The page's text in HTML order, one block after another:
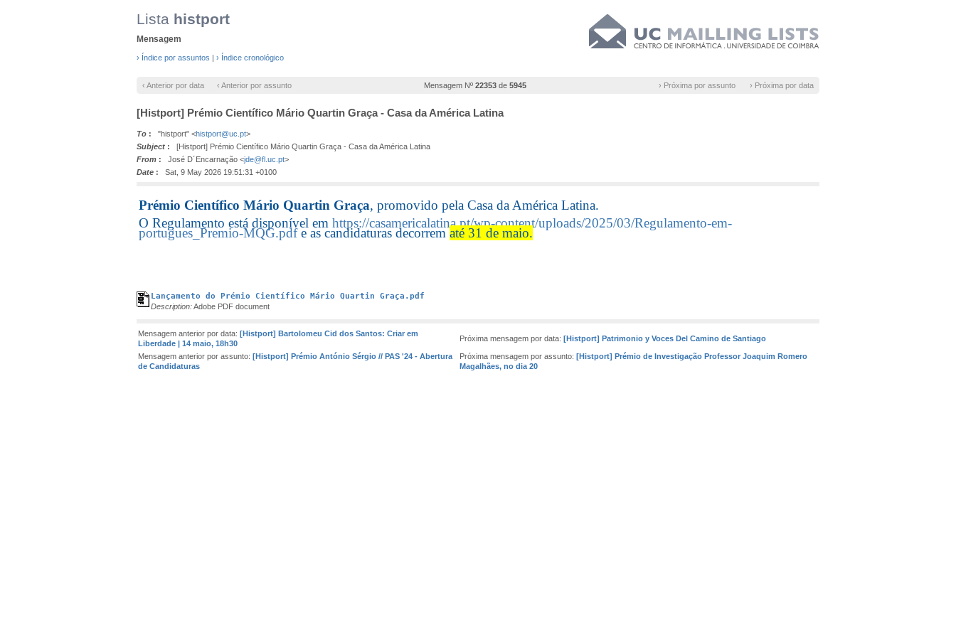
Lista histport
Mensagem
› Índice por assuntos | › Índice cronológico
‹ Anterior por data ‹ Anterior por assunto Mensagem Nº 22353 de 5945 › Próxima por assunto › Próxima por data
[Histport] Prémio Científico Mário Quartin Graça - Casa da América Latina
To : "histport" <histport@uc.pt>
Subject : [Histport] Prémio Científico Mário Quartin Graça - Casa da América Latina
From : José D´Encarnação <jde@fl.uc.pt>
Date : Sat, 9 May 2026 19:51:31 +0100
Prémio Científico Mário Quartin Graça, promovido pela Casa da América Latina.
O Regulamento está disponível em https://casamericalatina.pt/wp-content/uploads/2025/03/Regulamento-em-
portugues_Premio-MQG.pdfe as candidaturas decorrem até 31 de maio.
Lançamento do Prémio Científico Mário Quartin Graça.pdf
Description:Adobe PDF document
Mensagem anterior por data: [Histport] Bartolomeu Cid dos Santos: Criar em
Liberdade | 14 maio, 18h30
Próxima mensagem por data: [Histport] Patrimonio y Voces Del Camino de Santiago
Mensagem anterior por assunto: [Histport] Prémio António Sérgio // PAS '24 - Abertura
de Candidaturas
Próxima mensagem por assunto: [Histport] Prémio de Investigação Professor Joaquim Romero
Magalhães, no dia 20